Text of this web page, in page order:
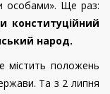
особами». Ще раз:
конституційний
народ.
містить положень
Та з 2 липня